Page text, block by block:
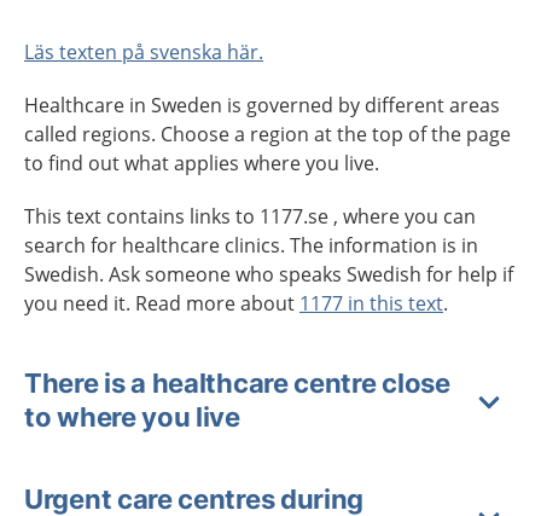
Läs texten på svenska här.
Healthcare in Sweden is governed by different areas
called regions. Choose a region at the top of the page
to find out what applies where you live.
This text contains links to 1177.se , where you can
search for healthcare clinics. The information is in
Swedish. Ask someone who speaks Swedish for help if
you need it. Read more about 1177 in this text.
There is a healthcare centre close
to where you live
Urgent care centres during